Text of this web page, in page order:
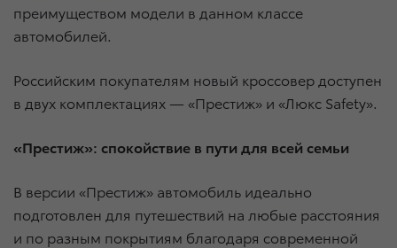
преимуществом модели в данном классе
автомобилей.
Российским покупателям новый кроссовер доступен
в двух комплектациях — «Престиж» и «Люкс Safety».
«Престиж»: спокойствие в пути для всей семьи
В версии «Престиж» автомобиль идеально
подготовлен для путешествий на любые расстояния
и по разным покрытиям благодаря современной